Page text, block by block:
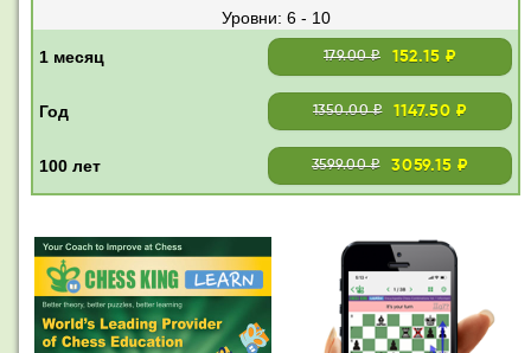
6 - 10
179.00 ₽ 152.15 ₽
1350.00 ₽ 1147.50 ₽
3599.00 ₽ 3059.15 ₽